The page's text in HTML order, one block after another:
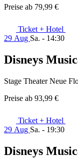
Preise ab 79,99 €
Ticket + Hotel
29 Aug Sa. - 14:30
Disneys
Stage Theater Neue
Preise ab 93,99 €
Ticket + Hotel
29 Aug Sa. - 19:30
Disneys